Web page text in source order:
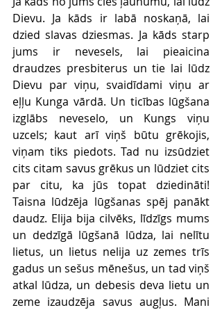
Dievu. Ja kāds ir labā noskaņā, lai
dzied slavas dziesmas. Ja kāds starp
jums ir nevesels, lai pieaicina
draudzes presbiterus un tie lai lūdz
Dievu par viņu, svaidīdami viņu ar
eļļu Kunga vārdā. Un ticības lūgšana
izglābs neveselo, un Kungs viņu
uzcels; kaut arī viņš būtu grēkojis,
viņam tiks piedots. Tad nu izsūdziet
cits citam savus grēkus un lūdziet cits
par citu, ka jūs topat dziedināti!
Taisna lūdzēja lūgšanas spēj panākt
daudz. Elija bija cilvēks, līdzīgs mums
un dedzīgā lūgšanā lūdza, lai nelītu
lietus, un lietus nelija uz zemes trīs
gadus un sešus mēnešus, un tad viņš
atkal lūdza, un debesis deva lietu un
zeme izaudzēja savus augļus. Mani